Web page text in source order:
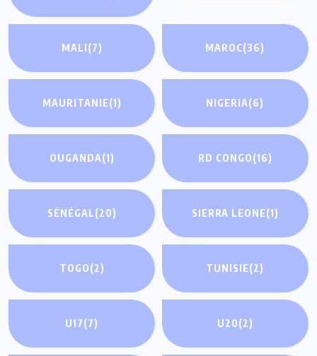
MALI(7) MAROC(36)
MAURITANIE(1) NIGERIA(6)
OUGANDA(1) RD CONGO(16)
SÉNÉGAL(20) SIERRA LEONE(1)
TOGO(2) TUNISIE(2)
U17(7) U20(2)